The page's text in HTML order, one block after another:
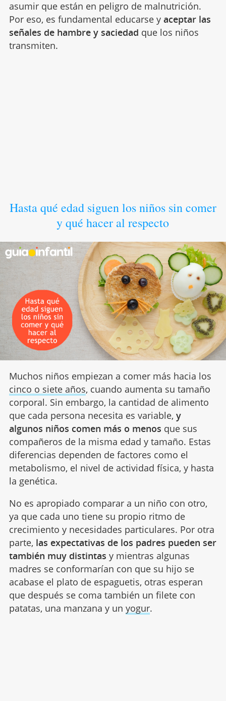
asumir que están en peligro de malnutrición.
Por eso, es fundamental educarse y aceptar las
señales de hambre y saciedad que los niños
transmiten.
Hasta qué edad siguen los niños sin comer
y qué hacer al respecto
Muchos niños empiezan a comer más hacia los
cinco o siete años, cuando aumenta su tamaño
corporal. Sin embargo, la cantidad de alimento
que cada persona necesita es variable, y
algunos niños comen más o menos que sus
compañeros de la misma edad y tamaño. Estas
diferencias dependen de factores como el
metabolismo, el nivel de actividad física, y hasta
la genética.
No es apropiado comparar a un niño con otro,
ya que cada uno tiene su propio ritmo de
crecimiento y necesidades particulares. Por otra
parte, las expectativas de los padres pueden ser
también muy distintas y mientras algunas
madres se conformarían con que su hijo se
acabase el plato de espaguetis, otras esperan
que después se coma también un filete con
patatas, una manzana y un yogur.